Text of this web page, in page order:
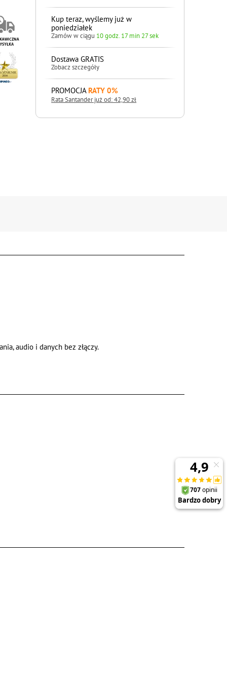
Kup teraz, wyślemy już w
poniedziałek
Zamów w ciągu 10 godz. 17 min 26 sek
Dostawa GRATIS
Zobacz szczegóły
PROMOCJA RATY 0%
Rata Santander już od: 42,90 zł
audio i danych bez złączy.